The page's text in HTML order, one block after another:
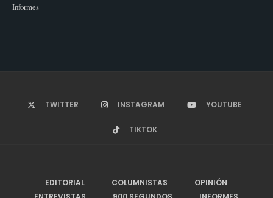
Informes
TWITTER INSTAGRAM YOUTUBE
TIKTOK
EDITORIAL COLUMNISTAS
OPINIÓN